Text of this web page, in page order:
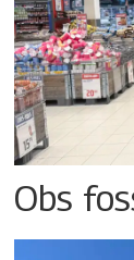
Obs